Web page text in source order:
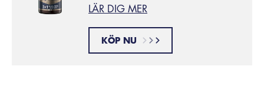
LÄR DIG MER
KÖP NU